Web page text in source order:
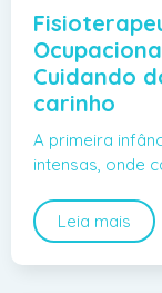
Cuidando
carinho
A primeira
intensas, onde
Leia mais